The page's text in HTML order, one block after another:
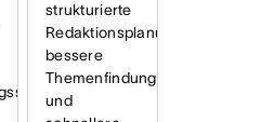
strukturierte
Redaktionsplanung,
bessere
Themenfindung
und